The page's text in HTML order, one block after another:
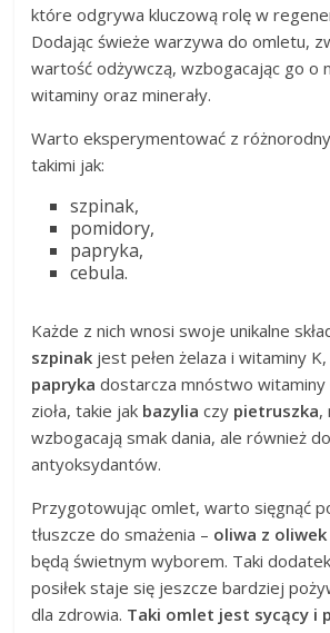
które odgrywa kluczową rolę w
Dodając świeże warzywa do omletu,
wartość odżywczą, wzbogacając go o
witaminy oraz minerały.
Warto eksperymentować z
takimi jak:
szpinak,
pomidory,
papryka,
cebula.
Każde z nich wnosi swoje unikalne
szpinak jest pełen żelaza i witaminy
papryka dostarcza mnóstwo witaminy
zioła, takie jak bazylia czy pietruszka,
wzbogacają smak dania, ale również
antyoksydantów.
Przygotowując omlet, warto sięgnąć
tłuszcze do smażenia – oliwa z oliwek
będą świetnym wyborem. Taki
posiłek staje się jeszcze bardziej
dla zdrowia. Taki omlet jest sycący i